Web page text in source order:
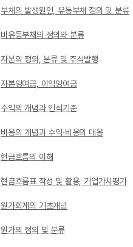
부채의 발생원인, 유동부채 정의 및 분류
비유동부채의 정의와 분류
자본의 정의, 분류 및 주식발행
자본잉여금, 이익잉여금
수익의 개념과 인식기준
비용의 개념과 수익·비용의 대응
현금흐름의 이해
현금흐름표 작성 및 활용, 기업가치평가
원가회계의 기초개념
원가의 정의 및 분류